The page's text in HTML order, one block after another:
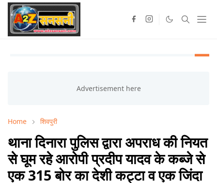
Home शिवपुरी
थाना दिनारा पुलिस द्वारा अपराध की नियत
से घूम रहे आरोपी प्रदीप यादव के कब्जे से
एक 315 बोर का देशी कट्टा व एक जिंदा